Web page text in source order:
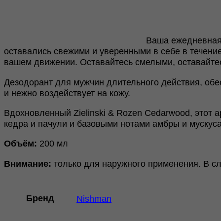
Ваша
оставались свежими и уверенными в себе в
вашем движении. Оставайтесь смелыми,
Дезодорант для мужчин длительного действия,
и нежно воздействует на кожу.
Вдохновленный Zielinski & Rozen Cedarwood, этот
кедра и пачули и базовыми нотами амбры и
Объём: 200 мл
Внимание: только для наружного применения. В
Бренд Nishman